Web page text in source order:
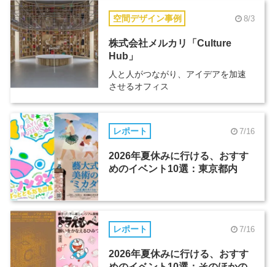
空間デザイン事例 8/3
株式会社メルカリ「Culture
Hub」
人と人がつながり、アイデアを加速
させるオフィス
レポート 7/16
2026年夏休みに行ける、おすす
めのイベント10選：東京都内
レポート 7/16
2026年夏休みに行ける、おすす